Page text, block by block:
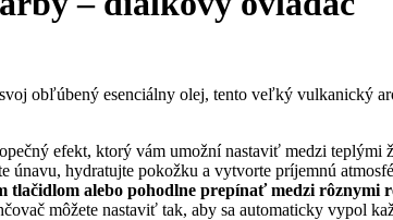
obľúbený esenciálny olej, tento veľký vulkanický
efekt, ktorý vám umožní nastaviť medzi
hydratujte pokožku a vytvorte príjemnú
tlačidlom alebo pohodlne prepínať medzi rôznymi
môžete nastaviť tak, aby sa automaticky vypol